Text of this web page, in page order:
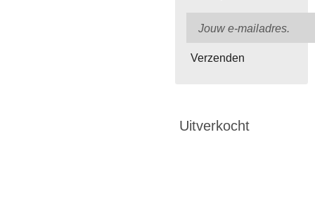
Verzenden
Uitverkocht